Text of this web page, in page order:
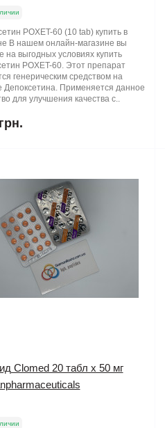
POXET-60 (10 tab) купить в
В нашем онлайн-магазине вы
на выгодных условиях купить
POXET-60. Этот препарат
генерическим средством на
Депоксетина. Применяется данное
для улучшения качества с..
Clomed 20 табл x 50 мг